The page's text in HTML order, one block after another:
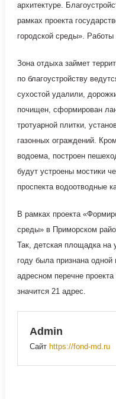
архитектуре.
рамках проекта
городской среды».
Зона отдыха займет
по благоустройству
сухостой удалили,
почищен, сформирован
тротуарной плитки,
газонных ограждений.
водоема, построен
будут устроены мостики
проспекта водоотводные
В рамках проекта
среды» в Приморском
Так, детская площадка на
году была признана
адресном перечне
значится 21 адрес.
Admin
Сайт https://fond-md.ru